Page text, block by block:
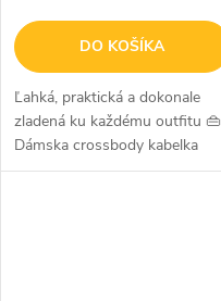
DO KOŠÍKA
Ľahká, praktická a dokonale
zladená ku každému outfitu 👜
Dámska crossbody kabelka
Beagles Brunete v taupe farbe